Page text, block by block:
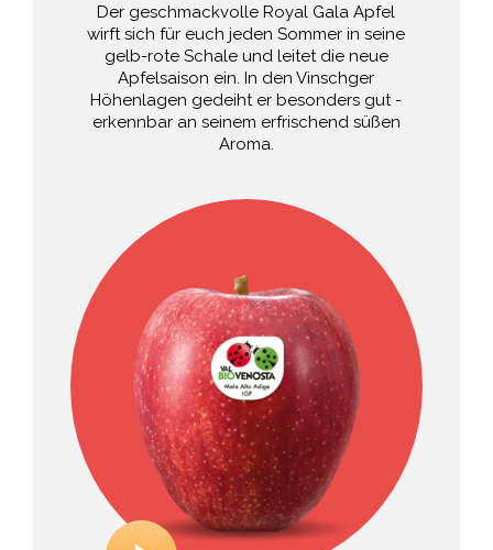
Der geschmackvolle Royal Gala Apfel
wirft sich für euch jeden Sommer in seine
gelb-rote Schale und leitet die neue
Apfelsaison ein. In den Vinschger
Höhenlagen gedeiht er besonders gut -
erkennbar an seinem erfrischend süßen
Aroma.